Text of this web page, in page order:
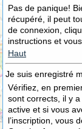
Pas de panique!
récupéré, il peut
de connexion,
instructions et
Haut
Je suis enregistré
Vérifiez, en
sont corrects, il y
active et si vous
l’inscription, vous